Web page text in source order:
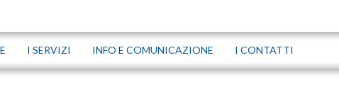
I SERVIZI INFO E COMUNICAZIONE I CONTATTI